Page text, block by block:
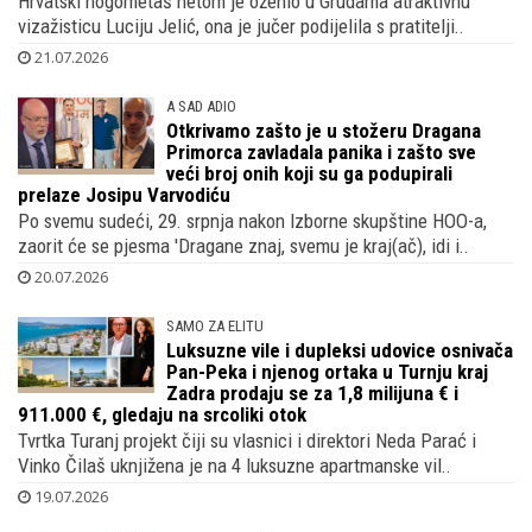
vizažisticu Luciju Jelić, ona je jučer podijelila s pratitelji..
21.07.2026
A SAD ADIO
Otkrivamo zašto je u stožeru Dragana
Primorca zavladala panika i zašto sve
veći broj onih koji su ga podupirali
prelaze Josipu Varvodiću
Po svemu sudeći, 29. srpnja nakon Izborne skupštine HOO-a,
zaorit će se pjesma 'Dragane znaj, svemu je kraj(ač), idi i..
20.07.2026
SAMO ZA ELITU
Luksuzne vile i dupleksi udovice osnivača
Pan-Peka i njenog ortaka u Turnju kraj
Zadra prodaju se za 1,8 milijuna € i
911.000 €, gledaju na srcoliki otok
Tvrtka Turanj projekt čiji su vlasnici i direktori Neda Parać i
Vinko Čilaš uknjižena je na 4 luksuzne apartmanske vil..
19.07.2026